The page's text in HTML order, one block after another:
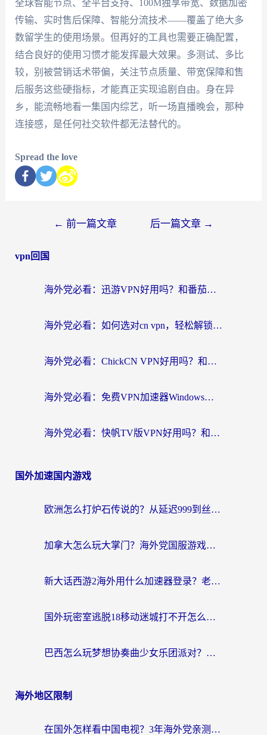
全球智能节点、全平台支持、100M独享带宽、数据加密
传输、实时售后保障、智能分流技术——覆盖了绝大多
数留学生的使用场景。但再好的工具也需要正确配置，
结合良好的使用习惯才能发挥最大效果。多测试、多比
较，别被营销话术带偏，关注节点质量、带宽保障和售
后服务这些硬指标，才能真正实现追剧自由。身在异
乡，能流畅地看一集国内综艺，听一场直播晚会，那种
连接感，是任何社交软件都无法替代的。
Spread the love
← 前一篇文章 后一篇文章 →
vpn回国
海外党必看：迅游VPN好用吗？和番茄加速器VPN对比哪个回国效果更好？
海外党必看：如何选对cn vpn，轻松解锁国内影音游戏？
海外党必看：ChickCN VPN好用吗？和星河VPN对比哪个回国效果更好？附真实体验+避坑指南
海外党必看：免费VPN加速器Windows版怎么选？附真实测评与无缝访问国内资源指南
海外党必看：快帆TV版VPN好用吗？和hi龟龟VPN对比哪个回国效果更好？附免费加速器选择指南
国外加速国内游戏
欧洲怎么打炉石传说的？从延迟999到丝滑上分，我找到了靠谱加速器
加拿大怎么玩大掌门？海外党国服游戏加速避坑指南（附实用工具推荐）
新大话西游2海外用什么加速器登录？老玩家亲测有效的国服游戏加速指南
国外玩密室逃脱18移动迷城打不开怎么办？海外玩家亲测有效的解决指南
巴西怎么玩梦想协奏曲少女乐团派对？海外党必看的国服游戏加速全攻略（附波兰天涯明月刀实用技巧）
海外地区限制
在国外怎样看中国电视？3年海外党亲测有效的追剧加速器指南